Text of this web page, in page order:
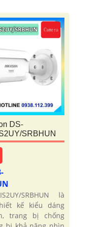
DS-
SRBHUN
SRBHUN là
kế kiểu dáng
trang bị chống